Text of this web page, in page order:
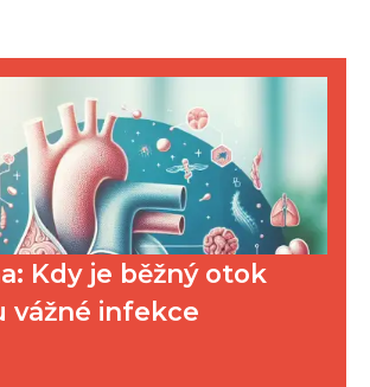
Kdy je běžný otok
vážné infekce